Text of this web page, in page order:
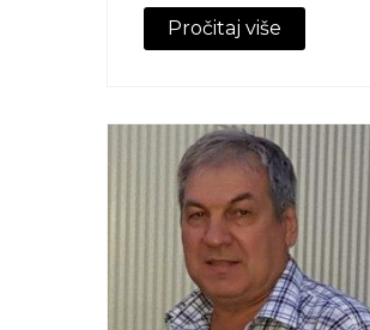
Pročitaj više